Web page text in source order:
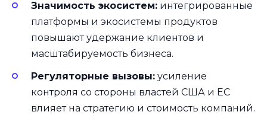
Значимость экосистем: интегрированные
платформы и экосистемы продуктов
повышают удержание клиентов и
масштабируемость бизнеса.
Регуляторные вызовы: усиление
контроля со стороны властей США и ЕС
влияет на стратегию и стоимость компаний.